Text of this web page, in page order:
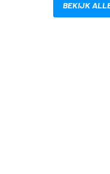
BEKIJK